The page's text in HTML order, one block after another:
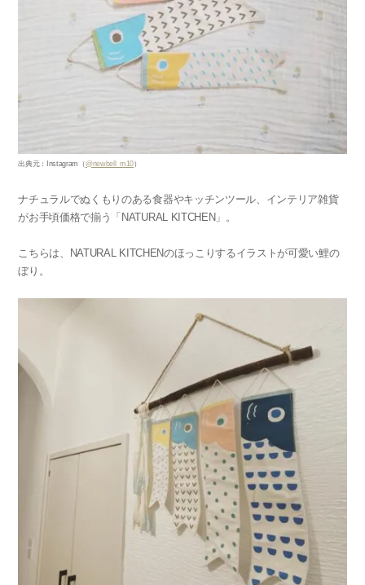
出典元：Instagram（@newbell_m10）
ナチュラルでぬくもりのある食器やキッチンツール、インテリア雑貨
がお手頃価格で揃う「NATURAL KITCHEN」。
こちらは、NATURAL KITCHENのほっこりするイラストが可愛い鯉の
ぼり。